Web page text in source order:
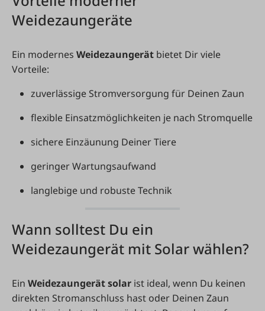
Weidezaungeräte
Ein modernes Weidezaungerät bietet Dir viele
Vorteile:
zuverlässige Stromversorgung für Deinen Zaun
flexible Einsatzmöglichkeiten je nach Stromquelle
sichere Einzäunung Deiner Tiere
geringer Wartungsaufwand
langlebige und robuste Technik
Wann solltest Du ein
Weidezaungerät mit Solar wählen?
Ein Weidezaungerät solar ist ideal, wenn Du keinen
direkten Stromanschluss hast oder Deinen Zaun